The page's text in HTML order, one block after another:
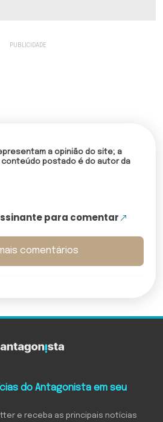
a opinião do site; a
postado é do autor da
para comentar
comentários
do Antagonista em seu
e receba as principais notícias